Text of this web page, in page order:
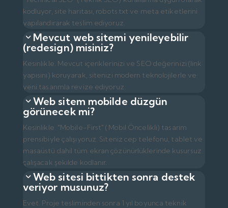
kodluyor, site haritası, robots.txt ve meta etiketlerini
yapılandırarak teslim ediyoruz.
Mevcut web sitemi yenileyebilir
(redesign) misiniz?
Kesinlikle. Mevcut içeriklerinizi ve SEO değerinizi (link
yapısını) koruyarak, sitenizi modern teknolojilerle ve
yeni tasarımla revize ediyoruz.
Web sitem mobilde düzgün
görünecek mi?
Kesinlikle. "Mobile-First" (Mobil Öncelikli) tasarım
prensibiyle çalışıyoruz. Siteniz cep telefonu, tablet ve
masaüstü dahil tüm ekran çözünürlüklerinde kusursuz
çalışacak şekilde kodlanır.
Web sitesi bittikten sonra destek
veriyor musunuz?
Evet. Proje tesliminden sonra 1 yıl boyunca teknik